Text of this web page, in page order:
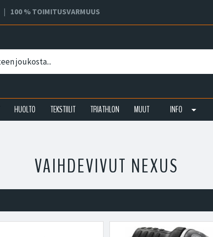
100 % TOIMITUSVARMUUS
HUOLTO TEKSTIILIT TRIATHLON MUUT INFO
VAIHDEVIVUT NEXUS